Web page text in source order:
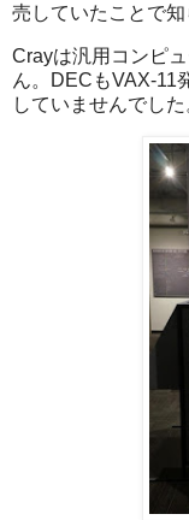
売していたことで知
Crayは汎用コンピ
ん。DECもVAX-11
していませんでした